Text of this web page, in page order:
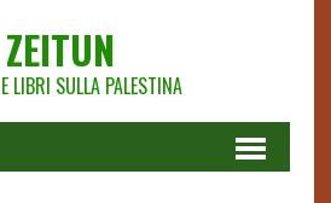
ZEITUN
LIBRI SULLA PALESTINA